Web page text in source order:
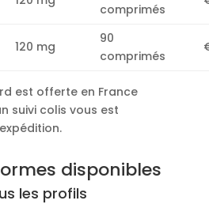
comprimés
120 mg
90
comprimés
est offerte en France
suivi colis vous est
disponibles
les profils